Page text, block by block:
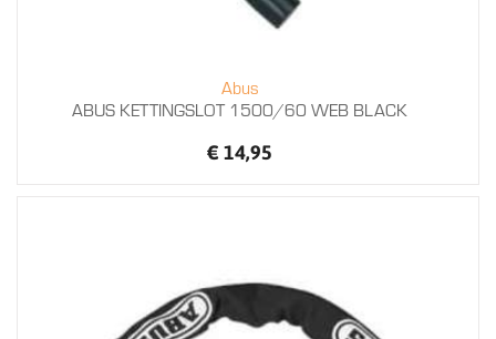
Abus
ABUS KETTINGSLOT 1500/60 WEB BLACK
€ 14,95